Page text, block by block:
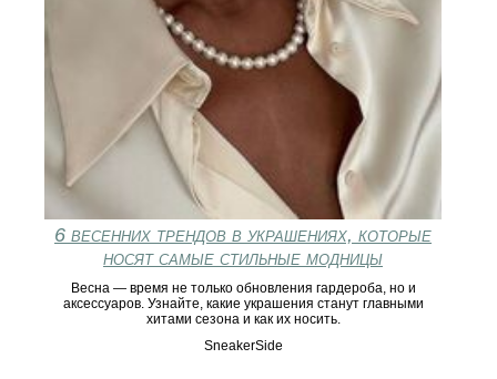
6 весенних трендов в украшениях, которые
носят самые стильные модницы
Весна — время не только обновления гардероба, но и
аксессуаров. Узнайте, какие украшения станут главными
хитами сезона и как их носить.
SneakerSide